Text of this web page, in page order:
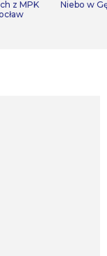
z MPK
Niebo w